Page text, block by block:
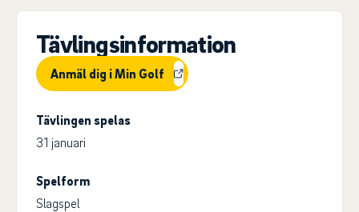
Tävlingsinformation
Anmäl dig i Min Golf
Tävlingen spelas
31 januari
Spelform
Slagspel